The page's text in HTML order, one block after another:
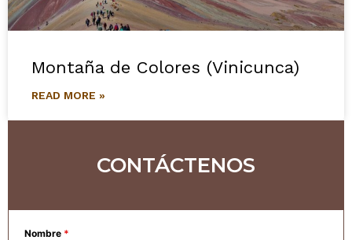
Montaña de Colores (Vinicunca)
READ MORE »
CONTÁCTENOS
Nombre *